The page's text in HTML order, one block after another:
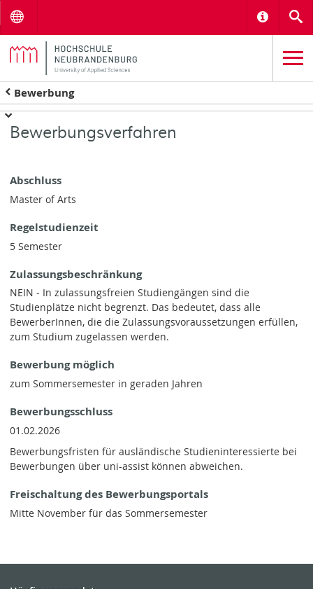
Bewerbung
Bewerbungsverfahren
Abschluss
Master of Arts
Regelstudienzeit
5 Semester
Zulassungsbeschränkung
NEIN - In zulassungsfreien Studiengängen sind die
Studienplätze nicht begrenzt. Das bedeutet, dass alle
BewerberInnen, die die Zulassungsvoraussetzungen erfüllen,
zum Studium zugelassen werden.
Bewerbung möglich
zum Sommersemester in geraden Jahren
Bewerbungsschluss
01.02.2026
Bewerbungsfristen für ausländische Studieninteressierte bei
Bewerbungen über uni-assist können abweichen.
Freischaltung des Bewerbungsportals
Mitte November für das Sommersemester